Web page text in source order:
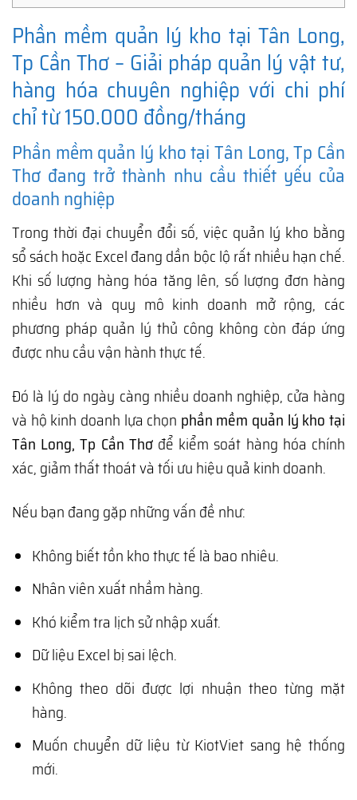
Phần mềm quản lý kho tại Tân Long,
Tp Cần Thơ – Giải pháp quản lý vật tư,
hàng hóa chuyên nghiệp với chi phí
chỉ từ 150.000 đồng/tháng
Phần mềm quản lý kho tại Tân Long, Tp Cần
Thơ đang trở thành nhu cầu thiết yếu của
doanh nghiệp
Trong thời đại chuyển đổi số, việc quản lý kho bằng
sổ sách hoặc Excel đang dần bộc lộ rất nhiều hạn chế.
Khi số lượng hàng hóa tăng lên, số lượng đơn hàng
nhiều hơn và quy mô kinh doanh mở rộng, các
phương pháp quản lý thủ công không còn đáp ứng
được nhu cầu vận hành thực tế.
Đó là lý do ngày càng nhiều doanh nghiệp, cửa hàng
và hộ kinh doanh lựa chọn phần mềm quản lý kho tại
Tân Long, Tp Cần Thơđể kiểm soát hàng hóa chính
xác, giảm thất thoát và tối ưu hiệu quả kinh doanh.
Nếu bạn đang gặp những vấn đề như:
Không biết tồn kho thực tế là bao nhiêu.
Nhân viên xuất nhầm hàng.
Khó kiểm tra lịch sử nhập xuất.
Dữ liệu Excel bị sai lệch.
Không theo dõi được lợi nhuận theo từng mặt
hàng.
Muốn chuyển dữ liệu từ KiotViet sang hệ thống
mới.